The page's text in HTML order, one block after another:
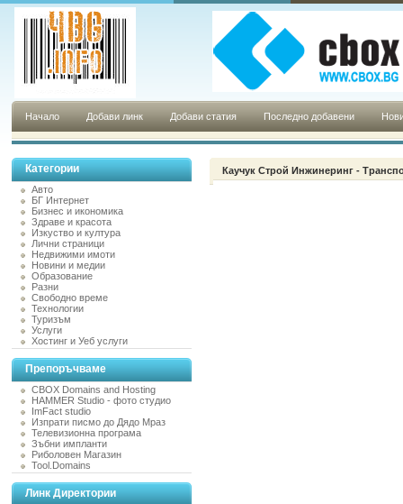
Начало Добави линк Добави статия Последно добавени
Категории
Авто
БГ Интернет
Бизнес и икономика
Здраве и красота
Изкуство и култура
Лични страници
Недвижими имоти
Новини и медии
Образование
Разни
Свободно време
Технологии
Туризъм
Услуги
Хостинг и Уеб услуги
Препоръчваме
CBOX Domains and Hosting
HAMMER Studio - фото студио
ImFact studio
Изпрати писмо до Дядо Мраз
Телевизионна програма
Зъбни импланти
Риболовен Магазин
Tool.Domains
Линк Директории
Каучук Строй Инжинеринг -